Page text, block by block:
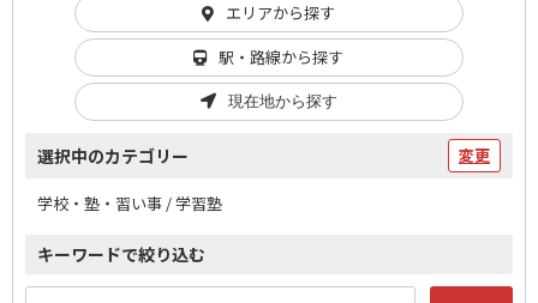
エリアから探す
駅・路線から探す
現在地から探す
選択中のカテゴリー 変更
学校・塾・習い事 / 学習塾
キーワードで絞り込む